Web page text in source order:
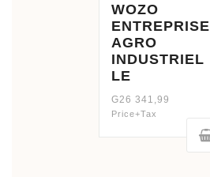
WOZO
ENTREPRISE
AGRO
INDUSTRIEL
LE
G26 341,99
Price+Tax